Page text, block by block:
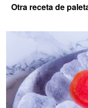
Otra receta de